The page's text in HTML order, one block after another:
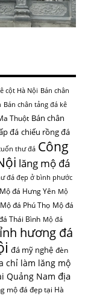
cột Hà Nội Bán chân
Bán chân tảng đá kê
Thuột Bán chân
đá chiếu rồng đá
thư đá Công
lăng mộ đá
đá đẹp ở bình phước
Mộ đá Hưng Yên Mộ
Mộ đá Phú Thọ Mộ đá
Thái Bình Mộ đá
hương đá
đá mỹ nghệ đèn
chỉ làm lăng mộ
Quảng Nam địa
mộ đá đẹp tại Hà